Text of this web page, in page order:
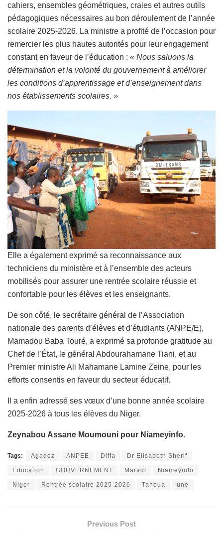
cahiers, ensembles géométriques, craies et autres outils
pédagogiques nécessaires au bon déroulement de l’année
scolaire 2025-2026. La ministre a profité de l’occasion pour
remercier les plus hautes autorités pour leur engagement
constant en faveur de l’éducation : « Nous saluons la
détermination et la volonté du gouvernement à améliorer
les conditions d’apprentissage et d’enseignement dans
nos établissements scolaires. »
Elle a également exprimé sa reconnaissance aux
techniciens du ministère et à l’ensemble des acteurs
mobilisés pour assurer une rentrée scolaire réussie et
confortable pour les élèves et les enseignants.
De son côté, le secrétaire général de l’Association
nationale des parents d’élèves et d’étudiants (ANPE/E),
Mamadou Baba Touré, a exprimé sa profonde gratitude au
Chef de l’État, le général Abdourahamane Tiani, et au
Premier ministre Ali Mahamane Lamine Zeine, pour les
efforts consentis en faveur du secteur éducatif.
Il a enfin adressé ses vœux d’une bonne année scolaire
2025-2026 à tous les élèves du Niger.
Zeynabou Assane Moumouni pour Niameyinfo.
Tags: Agadez ANPEE Diffa Dr Elisabeth Sherif
Education GOUVERNEMENT Maradi Niameyinfo
Niger Rentrée scolaire 2025-2026 Tahoua une
Previous Post